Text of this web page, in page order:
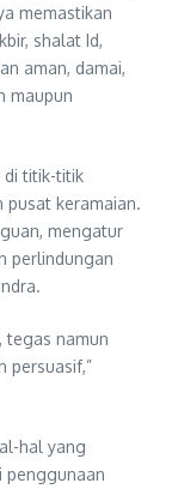
memastikan
shalat Id,
aman, damai,
maupun
di titik-titik
pusat keramaian.
mengatur
perlindungan
tegas namun
persuasif,”
hal yang
penggunaan